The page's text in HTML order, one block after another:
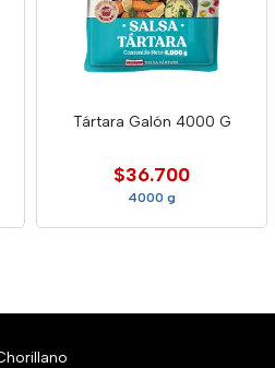
Tártara Galón 4000 G
$36.700
4000 g